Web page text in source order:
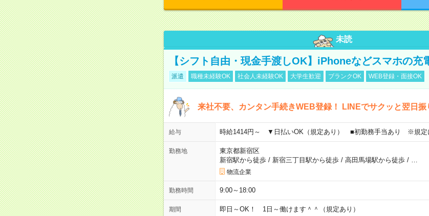
未読
【シフト自由・現金手渡しOK】iPhoneなどスマホの充
派遣 職種未経験OK 社会人未経験OK 大学生歓迎 ブランクOK WEB登録・面接OK
来社不要、カンタン手続きWEB登録！ LINEでサクッと翌日振
給与 時給1414円～ ▼日払いOK（規定あり） ■初勤務手当あり ※規定
勤務地
東京都新宿区
新宿駅から徒歩/ 新宿三丁目駅から徒歩/ 高田馬場駅から徒歩/ …
物流企業
勤務時間 9:00～18:00
期間 即日～OK！ 1日～働けます＾＾（規定あり）